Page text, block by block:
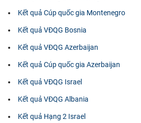
Kết quả Cúp quốc gia Montenegro
Kết quả VĐQG Bosnia
Kết quả VĐQG Azerbaijan
Kết quả Cúp quốc gia Azerbaijan
Kết quả VĐQG Israel
Kết quả VĐQG Albania
Kết quả Hạng 2 Israel